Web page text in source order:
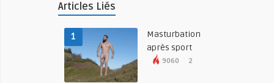
Articles Liés
1
Masturbation
après sport
9060 2